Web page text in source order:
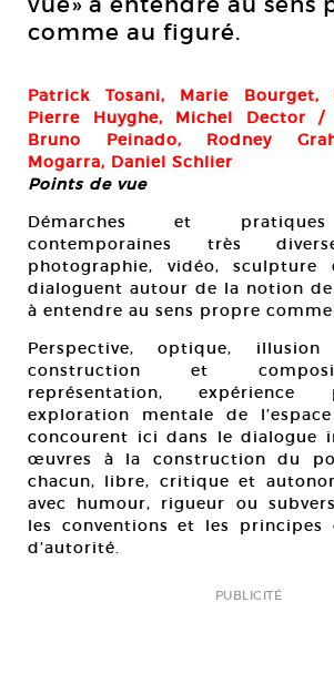
comme au figuré.
Patrick Tosani, Marie Bourget,
Pierre Huyghe, Michel Dector /
Bruno Peinado, Rodney
Mogarra, Daniel Schlier
Points de vue
Démarches et
contemporaines très
photographie, vidéo, sculpture
dialoguent autour de la notion de
à entendre au sens propre
Perspective, optique,
construction et
représentation, expérience
exploration mentale de
concourent ici dans le dialogue
œuvres à la construction du
chacun, libre, critique et
avec humour, rigueur ou
les conventions et les
d’autorité.
PUBLICITÉ